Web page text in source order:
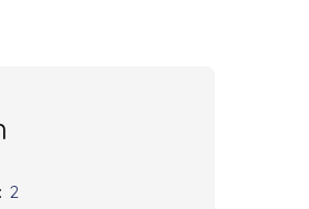
: 2